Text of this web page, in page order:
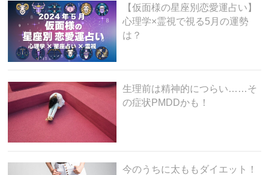
【仮面様の星座別恋愛運占い】
心理学×霊視で視る5月の運勢
は？
生理前は精神的につらい……そ
の症状PMDDかも！
今のうちに太ももダイエット！